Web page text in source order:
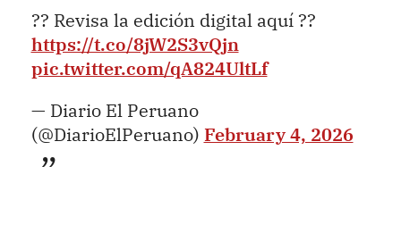
?? Revisa la edición digital aquí ??
https://t.co/8jW2S3vQjn
pic.twitter.com/qA824UltLf
— Diario El Peruano
(@DiarioElPeruano) February 4, 2026